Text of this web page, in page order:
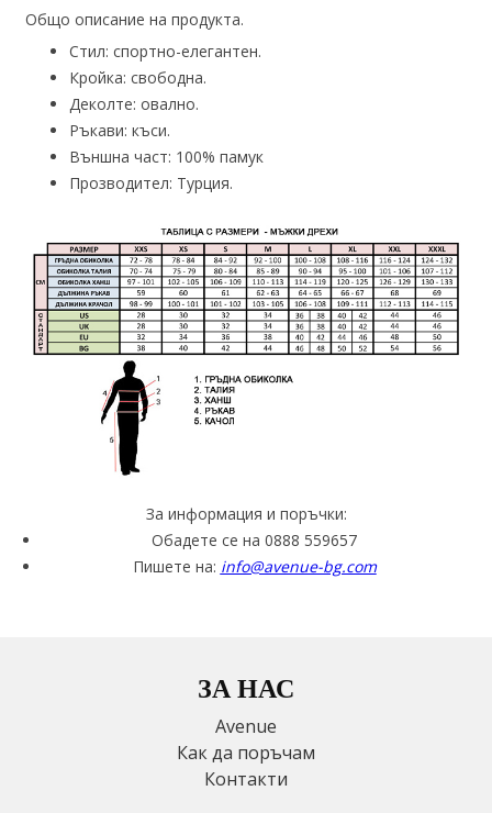
Общо описание на продукта.
Стил: спортно-елегантен.
Кройка: свободна.
Деколте: овално.
Ръкави: къси.
Външна част: 100% памук
Прозводител: Турция.
За информация и поръчки:
Обадете се на 0888 559657
Пишете на: info@avenue-bg.com
ЗА НАС
Avenue
Как да поръчам
Контакти